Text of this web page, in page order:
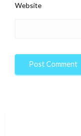
Website